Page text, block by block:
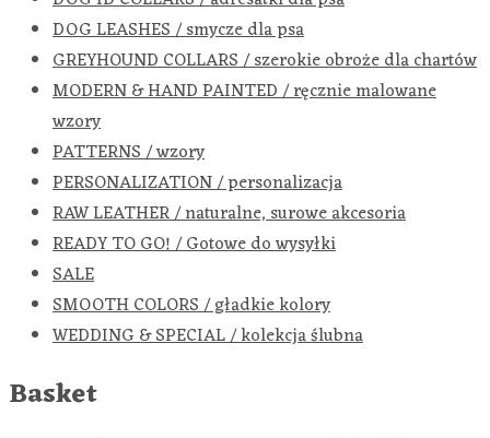
DOG LEASHES / smycze dla psa
GREYHOUND COLLARS / szerokie obroże dla chartów
MODERN & HAND PAINTED / ręcznie malowane
wzory
PATTERNS / wzory
PERSONALIZATION / personalizacja
RAW LEATHER / naturalne, surowe akcesoria
READY TO GO! / Gotowe do wysyłki
SALE
SMOOTH COLORS / gładkie kolory
WEDDING & SPECIAL / kolekcja ślubna
Basket